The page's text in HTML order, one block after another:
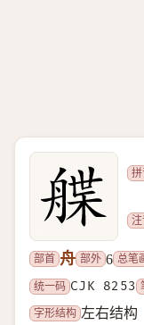
部首 舟 部外 6 总笔
统一码 CJK 8253
字形结构 左右结构